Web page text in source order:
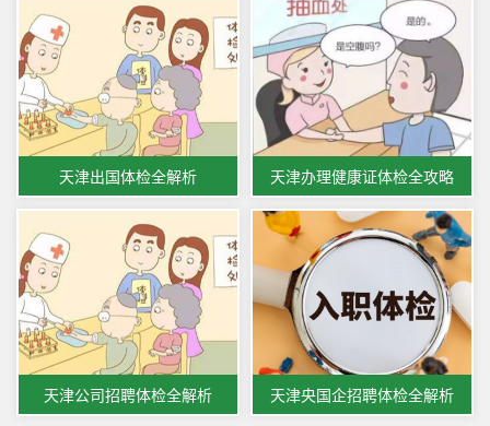
天津出国体检全解析 天津办理健康证体检全攻略
天津公司招聘体检全解析 天津央国企招聘体检全解析